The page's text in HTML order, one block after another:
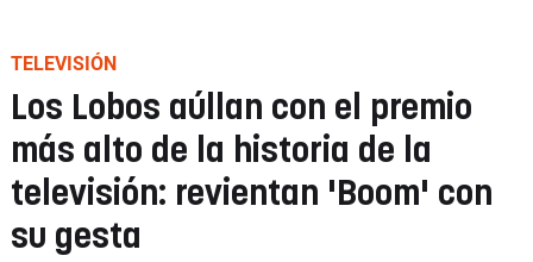
TELEVISIÓN
Los Lobos aúllan con el premio
más alto de la historia de la
televisión: revientan 'Boom' con
su gesta